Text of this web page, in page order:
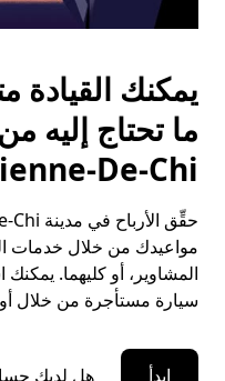
يمكنك
De-Chi
مواعيدك من خلال خدمات
المشاوير، أو كليهما.
سيارة مستأجرة من خلال
ابدأ هل لديك